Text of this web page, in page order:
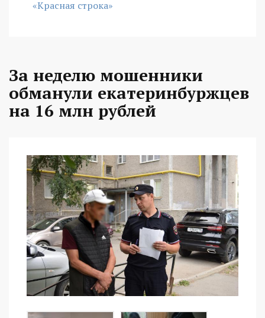
«Красная строка»
За неделю мошенники
обманули екатеринбуржцев
на 16 млн рублей